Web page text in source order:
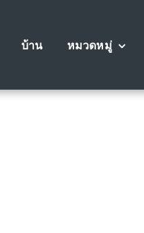
บ้าน หมวดหมู่